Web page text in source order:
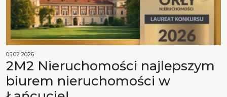
05.02.2026
2M2 Nieruchomości najlepszym
biurem nieruchomości w